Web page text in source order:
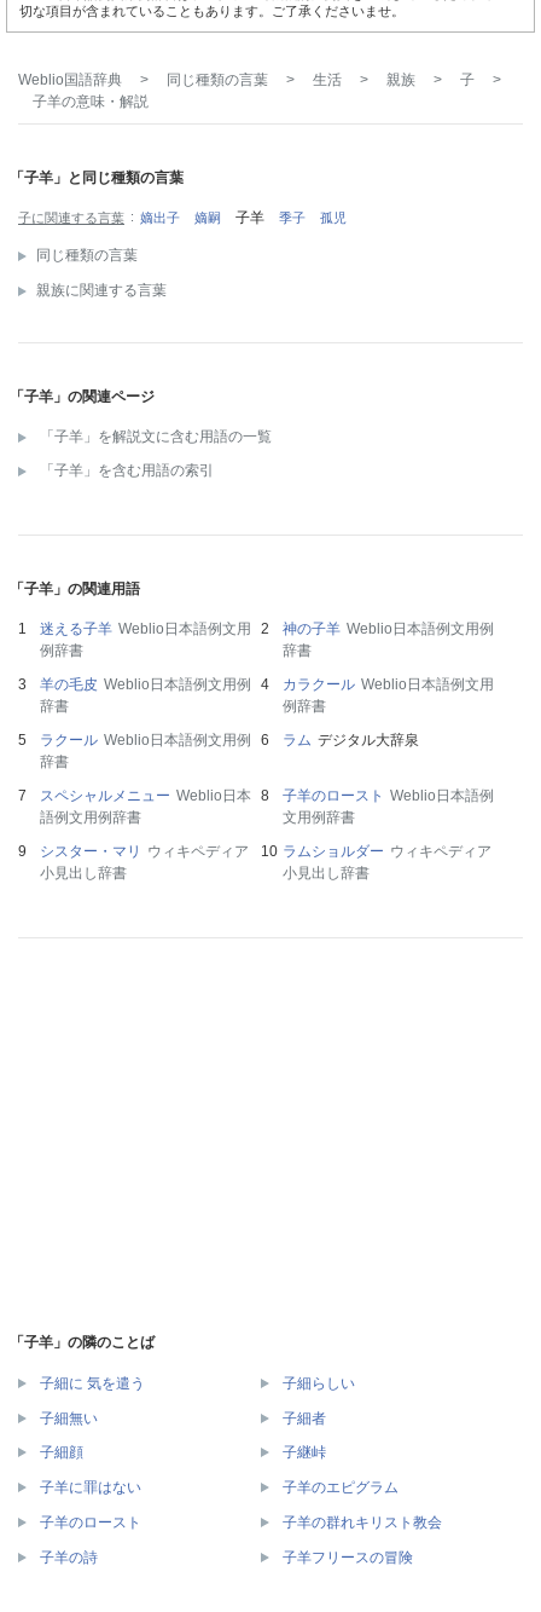
切な項目が含まれていることもあります。ご了承くださいませ。
Weblio国語辞典 > 同じ種類の言葉 > 生活 > 親族 > 子
>
子羊の意味・解説
「子羊」と同じ種類の言葉
子に関連する言葉 嫡出子 嫡嗣 子羊 季子 孤児
同じ種類の言葉
親族に関連する言葉
「子羊」の関連ページ
「子羊」を解説文に含む用語の一覧
「子羊」を含む用語の索引
「子羊」の関連用語
迷える子羊 Weblio日本語例文用
例辞書
神の子羊 Weblio日本語例文用例
辞書
羊の毛皮 Weblio日本語例文用例
辞書
カラクール Weblio日本語例文用
例辞書
ラクール Weblio日本語例文用例
辞書
ラム デジタル大辞泉
スペシャルメニュー Weblio日本
語例文用例辞書
子羊のロースト Weblio日本語例
文用例辞書
シスター・マリ
ウィキペディア
小見出し辞書
ラムショルダー ウィキペディア
小見出し辞書
「子羊」の隣のことば
子細に 気を遣う 子細らしい
子細無い 子細者
子細顔 子継峠
子羊に罪はない 子羊のエピグラム
子羊のロースト 子羊の群れキリスト教会
子羊の詩 子羊フリースの冒険